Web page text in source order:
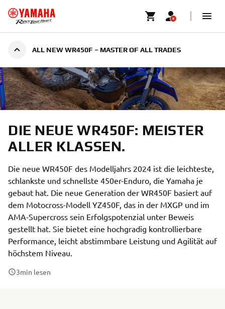
ALL NEW WR450F – MASTER OF ALL TRADES
LEISTUNG, AGILITÄT AUF HÖCHSTEM NIVEAU |
DIE NEUE WR450F: MEISTER
ALLER KLASSEN.
Die neue WR450F des Modelljahrs 2024 ist die leichteste,
schlankste und schnellste 450er-Enduro, die Yamaha je
gebaut hat. Die neue Generation der WR450F basiert auf
dem Motocross-Modell YZ450F, das in der MXGP und im
AMA-Supercross sein Erfolgspotenzial unter Beweis
gestellt hat. Sie bietet eine hochgradig kontrollierbare
Performance, leicht abstimmbare Leistung und Agilität auf
höchstem Niveau.
3min lesen